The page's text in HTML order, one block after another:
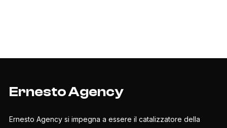
Ernesto Agency
Ernesto Agency si impegna a essere il catalizzatore della